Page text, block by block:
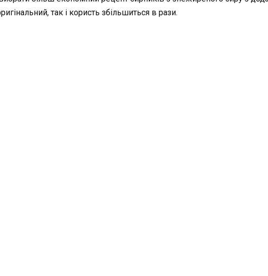
так і користь збільшиться в рази.